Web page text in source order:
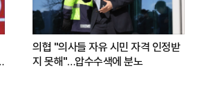
의협 "의사들 자유 시민 자격 인정받
지 못해"…압수수색에 분노